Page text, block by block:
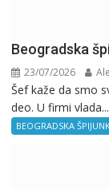
Beogradska
23/07/2026
Šef kaže da smo
deo. U firmi vlada...
BEOGRADSKA